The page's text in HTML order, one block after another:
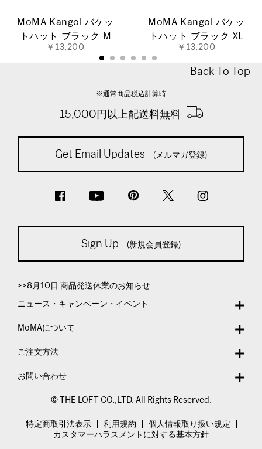
MoMA Kangol バケッ
トハット ブラック M
￥13,200
MoMA Kangol バケッ
トハット ブラック XL
￥13,200
Back To Top
※通常商品税込計算時
15,000円以上配送料無料
Get Email Updates (メルマガ登録)
Sign Up (新規会員登録)
>>8月10日 商品発送休業のお知らせ
ニュース・キャンペーン・イベント
MoMAについて
ご注文方法
お問い合わせ
© THE LOFT CO.,LTD. All Rights Reserved.
特定商取引法表示 利用規約
個人情報取り扱い規定
カスタマーハラスメントに対する基本方針